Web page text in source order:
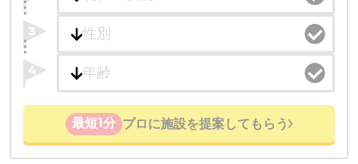
3
4
最短1分 プロに施設を提案してもらう